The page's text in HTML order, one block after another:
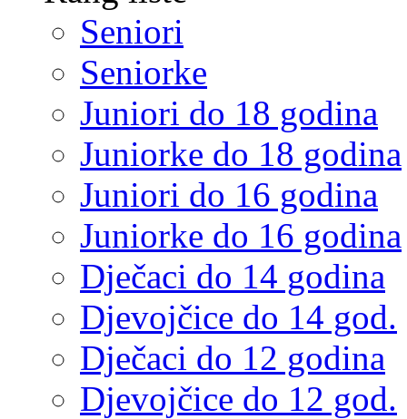
Seniori
Seniorke
Juniori do 18 godina
Juniorke do 18 godina
Juniori do 16 godina
Juniorke do 16 godina
Dječaci do 14 godina
Djevojčice do 14 god.
Dječaci do 12 godina
Djevojčice do 12 god.